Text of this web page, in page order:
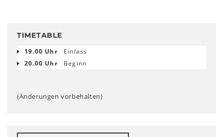
TIMETABLE
19.00 Uhr
Einlass
20.00 Uhr
Beginn
(Änderungen vorbehalten)